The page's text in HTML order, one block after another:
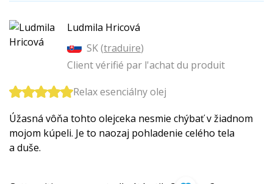
Ludmila Hricová
SK (traduire)
Client vérifié par l'achat du produit
Relax esenciálny olej
Úžasná vôňa tohto olejceka nesmie chýbať v žiadnom
mojom kúpeli. Je to naozaj pohladenie celého tela
a duše.